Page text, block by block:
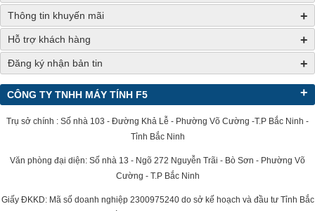
Thông tin khuyến mãi +
Hỗ trợ khách hàng +
Đăng ký nhận bản tin +
CÔNG TY TNHH MÁY TÍNH F5 +
Trụ sở chính : Số nhà 103 - Đường Khả Lễ - Phường Võ Cường -T.P Bắc Ninh -
Tỉnh Bắc Ninh
Văn phòng đại diện: Số nhà 13 - Ngõ 272 Nguyễn Trãi - Bò Sơn - Phường Võ
Cường - T.P Bắc Ninh
Giấy ĐKKD: Mã số doanh nghiệp 2300975240 do sở kế hoạch và đầu tư Tỉnh Bắc